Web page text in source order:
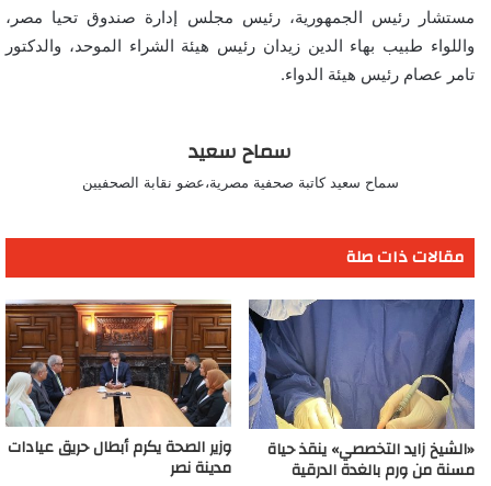
مستشار رئيس الجمهورية، رئيس مجلس إدارة صندوق تحيا مصر،
واللواء طبيب بهاء الدين زيدان رئيس هيئة الشراء الموحد، والدكتور
تامر عصام رئيس هيئة الدواء.
سماح سعيد
سماح سعيد كاتبة صحفية مصرية،عضو نقابة الصحفيين
مقالات ذات صلة
«الشيخ زايد التخصصي» ينقذ حياة
مسنة من ورم بالغدة الدرقية
وزير الصحة يكرم أبطال حريق عيادات
مدينة نصر